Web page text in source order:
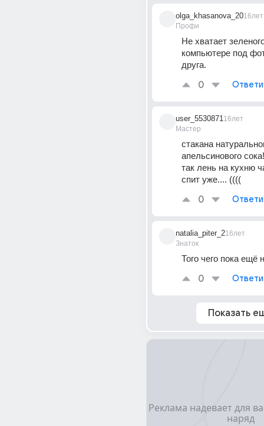
olga_khasanova_20
Профи
16лет
Не хватает
компьютере под
друга.
0
user_5530871
Мастер
16лет
стакана
апельсинового
так лень на кухню
спит уже.... ((((
0
natalia_piter_2
Знаток
16лет
Того чего пока ещё
0
Показать